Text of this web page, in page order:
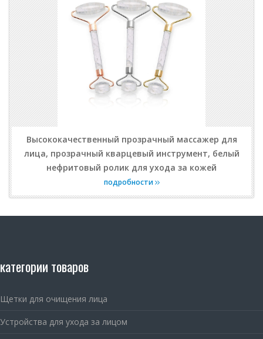
Высококачественный прозрачный массажер для
лица, прозрачный кварцевый инструмент, белый
нефритовый ролик для ухода за кожей
подробности
категории товаров
Щетки для очищения лица
Устройства для ухода за лицом